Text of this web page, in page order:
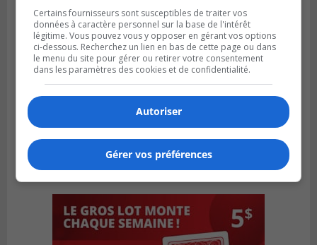
Certains fournisseurs sont susceptibles de traiter vos
données à caractère personnel sur la base de l'intérêt
légitime. Vous pouvez vous y opposer en gérant vos options
ci-dessous. Recherchez un lien en bas de cette page ou dans
le menu du site pour gérer ou retirer votre consentement
dans les paramètres des cookies et de confidentialité.
Autoriser
Gérer vos préférences